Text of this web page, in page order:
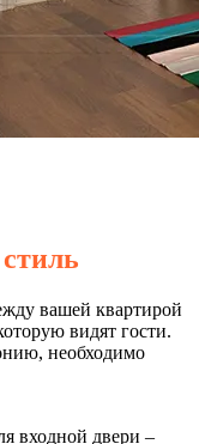
вашей квартирой
видят гости.
необходимо
входной двери –